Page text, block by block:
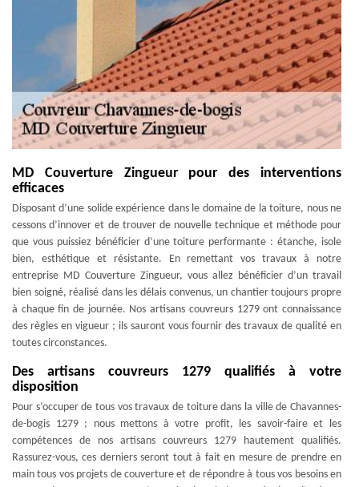
MD Couverture Zingueur pour des interventions
efficaces
Disposant d’une solide expérience dans le domaine de la toiture, nous ne
cessons d’innover et de trouver de nouvelle technique et méthode pour
que vous puissiez bénéficier d’une toiture performante : étanche, isole
bien, esthétique et résistante. En remettant vos travaux à notre
entreprise MD Couverture Zingueur, vous allez bénéficier d’un travail
bien soigné, réalisé dans les délais convenus, un chantier toujours propre
à chaque fin de journée. Nos artisans couvreurs 1279 ont connaissance
des règles en vigueur ; ils sauront vous fournir des travaux de qualité en
toutes circonstances.
Des artisans couvreurs 1279 qualifiés à votre
disposition
Pour s’occuper de tous vos travaux de toiture dans la ville de Chavannes-
de-bogis 1279 ; nous mettons à votre profit, les savoir-faire et les
compétences de nos artisans couvreurs 1279 hautement qualifiés.
Rassurez-vous, ces derniers seront tout à fait en mesure de prendre en
main tous vos projets de couverture et de répondre à tous vos besoins en